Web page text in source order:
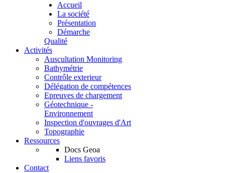
Accueil
La société
Présentation
Démarche
Qualité
Activités
Auscultation Monitoring
Bathymétrie
Contrôle exterieur
Délégation de compétences
Epreuves de chargement
Géotechnique -
Environnement
Inspection d'ouvrages d'Art
Topographie
Ressources
Docs Geoa
Liens favoris
Contact